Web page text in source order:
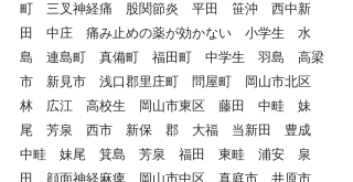
町　三叉神経痛　股関節炎　平田　笹沖　西中新
田　中庄　痛み止めの薬が効かない　小学生　水
島　連島町　真備町　福田町　中学生　羽島　高梁
市　新見市　浅口郡里庄町　問屋町　岡山市北区
林　広江　高校生　岡山市東区　藤田　中畦　妹
尾　芳泉　西市　新保　郡　大福　当新田　豊成
中畦　妹尾　箕島　芳泉　福田　東畦　浦安　泉